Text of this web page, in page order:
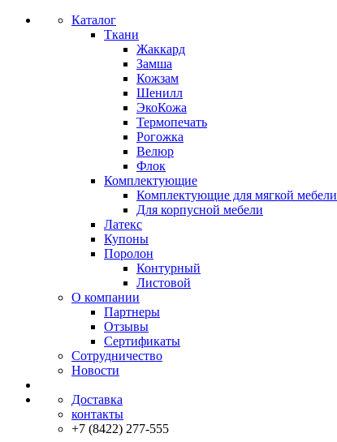
Каталог
Ткани
Жаккард
Замша
Кожзам
Шенилл
ЭкоКожа
Термопечать
Рогожка
Велюр
Флок
Комплектующие
Комплектующие для мягкой мебели
Для корпусной мебели
Латекс
Купоны
Поролон
Контурный
Листовой
О компании
Партнеры
Отзывы
Сертификаты
Сотрудничество
Новости
Доставка
контакты
+7 (8422) 277-555